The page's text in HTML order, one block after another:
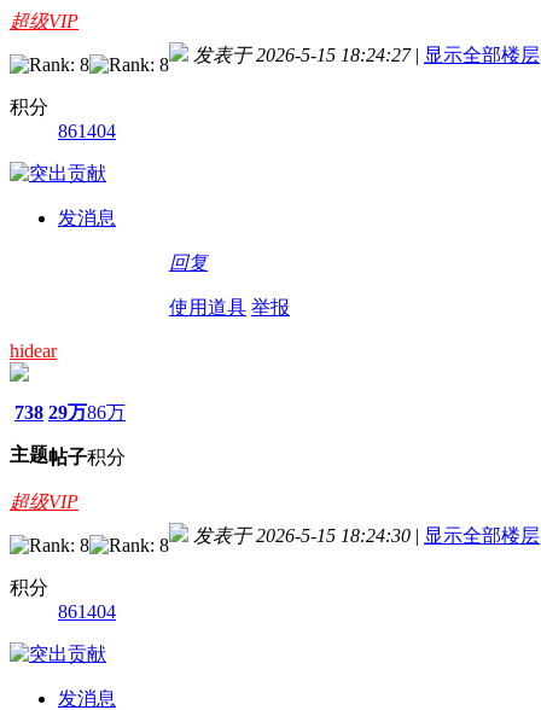
超级VIP
积分
861404
发消息
发表于 2026-5-15 18:24:27 | 显示全部楼层
回复
使用道具 举报
hidear
738
主题
29万
帖子
86万
积分
超级VIP
积分
861404
发消息
发表于 2026-5-15 18:24:30 | 显示全部楼层